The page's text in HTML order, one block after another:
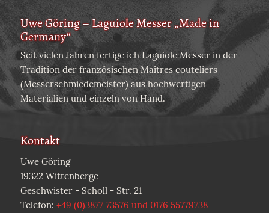
Uwe Göring – Laguiole Messer „Made in
Germany“
Seit vielen Jahren fertige ich Laguiole Messer in der
Tradition der französischen Maîtres couteliers
(Messerschmiedemeister) aus hochwertigen
Materialien und einzeln von Hand.
Kontakt
Uwe Göring
19322 Wittenberge
Geschwister - Scholl - Str. 21
Telefon: +49 (0)3877 73576 und 0176 55779738